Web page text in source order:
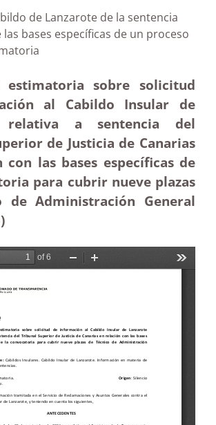
de Lanzarote de la sentencia
las bases específicas de un proceso
estimatoria sobre solicitud
al Cabildo Insular de
relativa a sentencia del
de Justicia de Canarias
con las bases específicas de
para cubrir nueve plazas
de Administración General
)